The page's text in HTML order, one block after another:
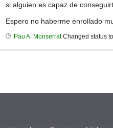
si alguien es capaz de
Espero no haberme enrollado
Pau A. MonserratChanged status